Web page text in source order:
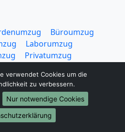
Büroumzug
Laborumzug
Privatumzug
Klaviertransport
Möbeltaxi
Umzugskartons
verwendet Cookies um die
zu verbessern.
Nur notwendige Cookies